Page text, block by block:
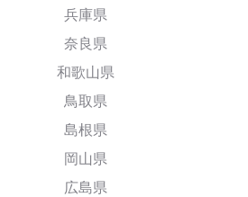
兵庫県
奈良県
和歌山県
鳥取県
島根県
岡山県
広島県